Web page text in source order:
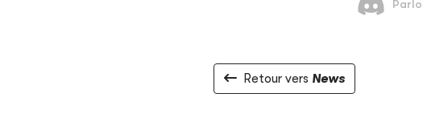
Retour vers News